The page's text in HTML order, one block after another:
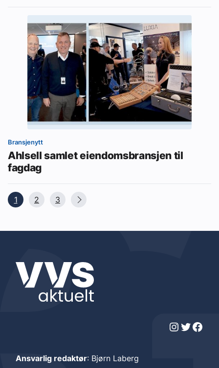
Bransjenytt
Ahlsell samlet eiendomsbransjen til
fagdag
1 2 3
Instagram Twitter Facebook
Ansvarlig redaktør: Bjørn Laberg